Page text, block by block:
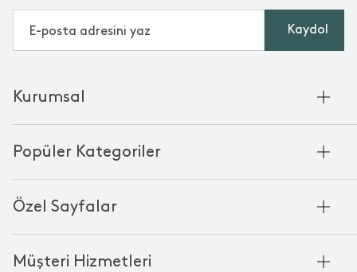
Kaydol
Popüler Kategoriler
Bornoz
Özel Sayfalar
Black Friday
Kurumsal
Kurumsal Satış
Chakra Manifesto
Mağazalarımız
Çerez Politikası
Müşteri Hizmetleri